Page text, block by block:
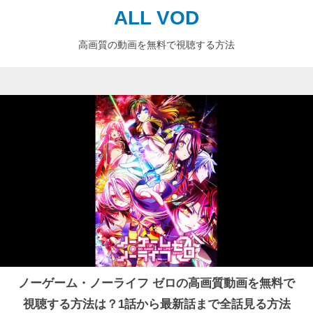
ALL VOD
高画質の動画を無料で視聴する方法
ノーゲーム・ノーライフ ゼロの高画質動画を無料で
視聴する方法は？1話から最新話まで全話見る方法